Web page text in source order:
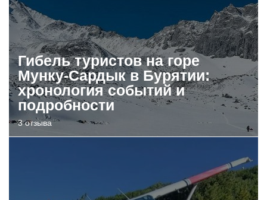
Гибель туристов на горе
Мунку-Сардык в Бурятии:
хронология событий и
подробности
3 отзыва